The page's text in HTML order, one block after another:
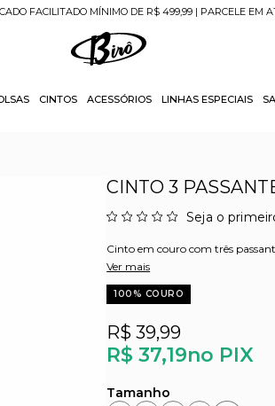
FACILITADO MÍNIMO DE R$ 499,99 | PARCELE EM
CINTOS ACESSÓRIOS LINHAS ESPECIAIS
CINTO 3
Seja o
Cinto em couro com três
Ver mais
100% COURO
R$ 37,19no PIX
R$ 39,99